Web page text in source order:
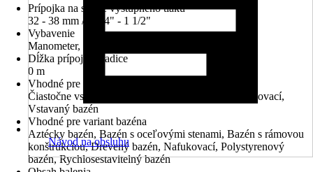
Prípojka na strane výstupného tlaku
32 - 38 mm / 1 1/4" - 1 1/2"
Vybavenie
Manometer, Predfilter
Dĺžka prípojnej hadice
0 m
Vhodné pre prevedenie bazéna
Čiastočne vstavaný bazén, Nadzemný bazén, Nafukovací,
Vstavaný bazén
Vhodné pre variant bazéna
Aztécky bazén, Bazén s oceľovými stenami, Bazén s rámovou
konštrukciou, Drevený bazén, Nafukovací, Polystyrenový
bazén, Rychlosestavitelný bazén
Návod na obsluhu